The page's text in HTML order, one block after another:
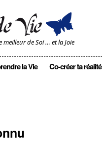
meilleur de Soi … et la Joie
la Vie Co-créer ta réalité